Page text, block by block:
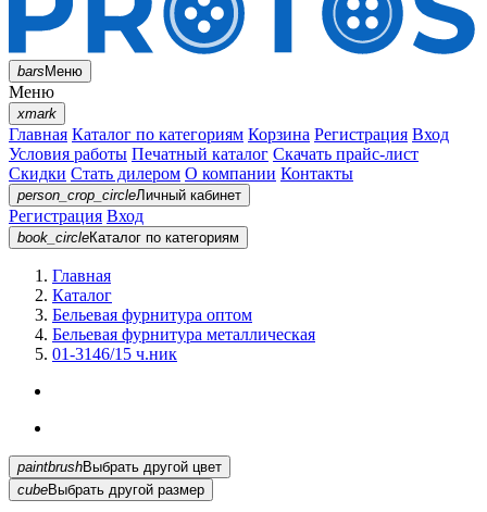
barsМеню
Меню
xmark
Главная Каталог по категориям Корзина Регистрация Вход
Условия работы Печатный каталог Скачать прайс-лист
Скидки Стать дилером О компании Контакты
person_crop_circleЛичный кабинет
Регистрация Вход
book_circleКаталог по категориям
Главная
Каталог
Бельевая фурнитура оптом
Бельевая фурнитура металлическая
01-3146/15 ч.ник
paintbrush
Выбрать другой цвет
cubeВыбрать другой размер